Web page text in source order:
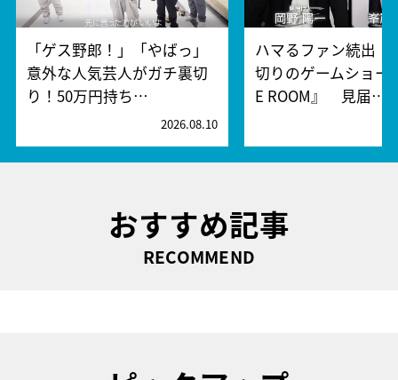
「ゲス野郎！」「やばっ」
意外な人気芸人がガチ裏切
り！50万円持ち…
2026.08.10
ハマるファン続出！
切りのゲームショー
E ROOM』 見届…
おすすめ記事
RECOMMEND